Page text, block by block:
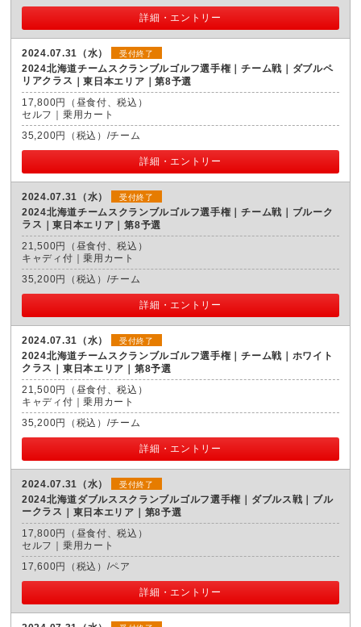
詳細・エントリー
2024.07.31（水） 受付終了
2024北海道チームスクランブルゴルフ選手権｜チーム戦｜ダブルペ
リアクラス
東日本エリア｜第8予選
17,800円（昼食付、税込）
セルフ｜乗用カート
35,200円（税込）/チーム
詳細・エントリー
2024.07.31（水） 受付終了
2024北海道チームスクランブルゴルフ選手権｜チーム戦｜ブルーク
ラス
東日本エリア｜第8予選
21,500円（昼食付、税込）
キャディ付｜乗用カート
35,200円（税込）/チーム
詳細・エントリー
2024.07.31（水） 受付終了
2024北海道チームスクランブルゴルフ選手権｜チーム戦｜ホワイト
クラス
東日本エリア｜第8予選
21,500円（昼食付、税込）
キャディ付｜乗用カート
35,200円（税込）/チーム
詳細・エントリー
2024.07.31（水） 受付終了
2024北海道ダブルススクランブルゴルフ選手権｜ダブルス戦｜ブル
ークラス
東日本エリア｜第8予選
17,800円（昼食付、税込）
セルフ｜乗用カート
17,600円（税込）/ペア
詳細・エントリー